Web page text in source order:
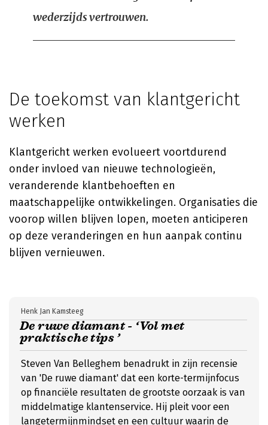
wederzijds vertrouwen.
De toekomst van klantgericht
werken
Klantgericht werken evolueert voortdurend
onder invloed van nieuwe technologieën,
veranderende klantbehoeften en
maatschappelijke ontwikkelingen. Organisaties die
voorop willen blijven lopen, moeten anticiperen
op deze veranderingen en hun aanpak continu
blijven vernieuwen.
De ruwe diamant - ‘Vol met
praktische tips ’
Henk Jan Kamsteeg
Steven Van Belleghem benadrukt in zijn recensie
van 'De ruwe diamant' dat een korte-termijnfocus
op financiële resultaten de grootste oorzaak is van
middelmatige klantenservice. Hij pleit voor een
langetermijnmindset en een cultuur waarin de